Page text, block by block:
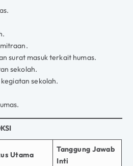
surat masuk terkait humas.
sekolah.
sekolah.
Utama
Tanggung Jawab
Inti